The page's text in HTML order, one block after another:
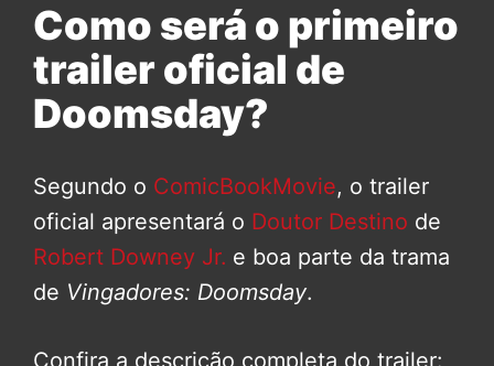
Como será o primeiro
trailer oficial de
Doomsday?
Segundo o ComicBookMovie, o trailer
oficial apresentará o Doutor Destino de
Robert Downey Jr. e boa parte da trama
de Vingadores: Doomsday.